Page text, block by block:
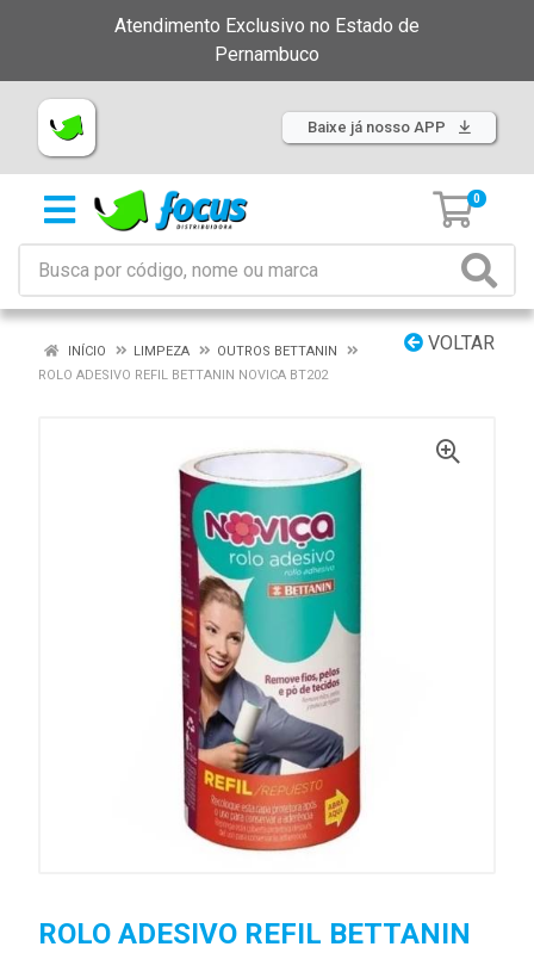
Atendimento Exclusivo no Estado de
Pernambuco
Baixe já nosso APP
0
VOLTAR
INÍCIO LIMPEZA
OUTROS BETTANIN
ROLO ADESIVO REFIL BETTANIN NOVICA BT202
ROLO ADESIVO REFIL BETTANIN